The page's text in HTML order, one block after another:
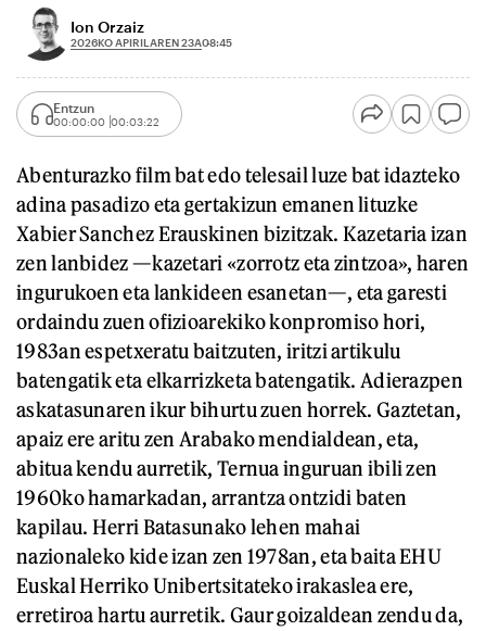
Ion Orzaiz
2026KO APIRILAREN 23A08:45
Entzun
00:00:00 00:03:22
Abenturazko film bat edo telesail luze bat idazteko
adina pasadizo eta gertakizun emanen lituzke
Xabier Sanchez Erauskinen bizitzak. Kazetaria izan
zen lanbidez —kazetari «zorrotz eta zintzoa», haren
ingurukoen eta lankideen esanetan—, eta garesti
ordaindu zuen ofizioarekiko konpromiso hori,
1983an espetxeratu baitzuten, iritzi artikulu
batengatik eta elkarrizketa batengatik. Adierazpen
askatasunaren ikur bihurtu zuen horrek. Gaztetan,
apaiz ere aritu zen Arabako mendialdean, eta,
abitua kendu aurretik, Ternua inguruan ibili zen
1960ko hamarkadan, arrantza ontzidi baten
kapilau. Herri Batasunako lehen mahai
nazionaleko kide izan zen 1978an, eta baita EHU
Euskal Herriko Unibertsitateko irakaslea ere,
erretiroa hartu aurretik. Gaur goizaldean zendu da,